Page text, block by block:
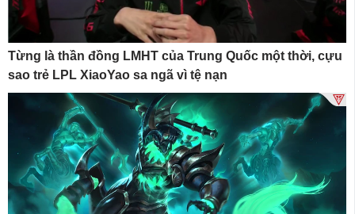
Từng là thần đồng LMHT của Trung Quốc một thời, cựu
sao trẻ LPL XiaoYao sa ngã vì tệ nạn